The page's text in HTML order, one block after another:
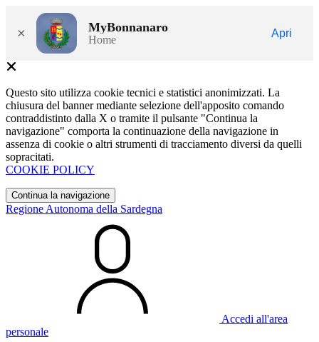
× MyBonnanaro
Home
Apri
Questo sito utilizza cookie tecnici e statistici anonimizzati. La
chiusura del banner mediante selezione dell'apposito comando
contraddistinto dalla X o tramite il pulsante "Continua la
navigazione" comporta la continuazione della navigazione in
assenza di cookie o altri strumenti di tracciamento diversi da quelli
sopracitati.
COOKIE POLICY
Continua la navigazione
Regione Autonoma della Sardegna
Accedi all'area
personale